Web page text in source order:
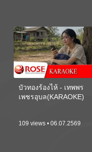
บัวทองร้องไห้ - เทพพร
เพชรอุบล(KARAOKE)
109 views • 06.07.2569